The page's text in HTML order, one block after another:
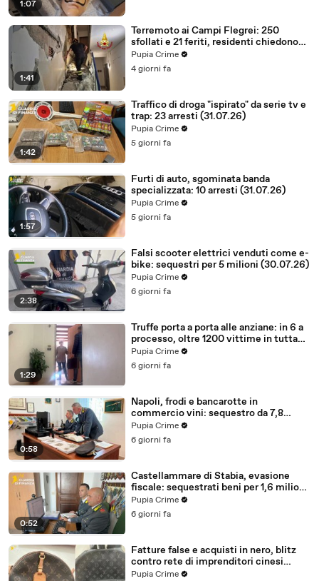
1:07
1:41
Terremoto ai Campi Flegrei: 250
sfollati e 21 feriti, residenti chiedono
certezze sul futuro (01.08.26)
Pupia Crime
4 giorni fa
1:42
Traffico di droga "ispirato" da serie tv e
trap: 23 arresti (31.07.26)
Pupia Crime
5 giorni fa
1:57
Furti di auto, sgominata banda
specializzata: 10 arresti (31.07.26)
Pupia Crime
5 giorni fa
2:38
Falsi scooter elettrici venduti come e-
bike: sequestri per 5 milioni (30.07.26)
Pupia Crime
6 giorni fa
1:29
Truffe porta a porta alle anziane: in 6 a
processo, oltre 1200 vittime in tutta
Italia (30.07.26)
Pupia Crime
6 giorni fa
0:58
Napoli, frodi e bancarotte in
commercio vini: sequestro da 7,8
milioni (30.07.26)
Pupia Crime
6 giorni fa
0:52
Castellammare di Stabia, evasione
fiscale: sequestrati beni per 1,6 milioni
ad un consorzio navale (29.07.26)
Pupia Crime
6 giorni fa
Fatture false e acquisti in nero, blitz
contro rete di imprenditori cinesi
sequestri per 8,5 milioni (29.07.26)
Pupia Crime